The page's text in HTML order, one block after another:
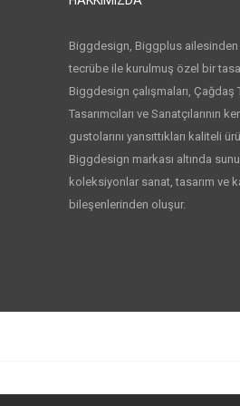
Biggdesign, Biggplus ailesinden
tecrübe ile kurulmuş özel bir
Biggdesign çalışmaları, Çağdaş
Tasarımcıları ve Sanatçılarının
gustolarını yansıttıkları kaliteli
Biggdesign markası altında
koleksiyonlar sanat, tasarım ve
bileşenlerinden oluşur.